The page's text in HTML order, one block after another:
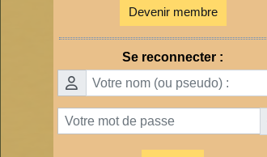
Devenir membre
Se reconnecter :